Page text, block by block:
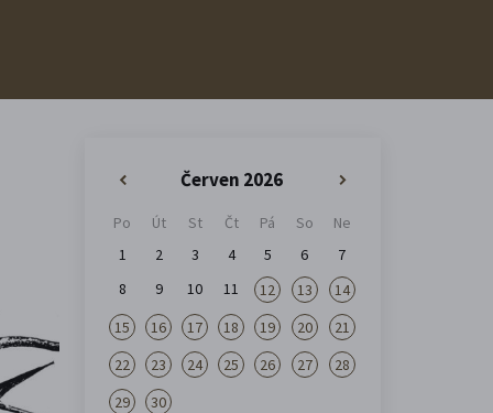
Červen 2026
Po Út St Čt Pá So
Ne
1
2 3 4 5 6
7
8
9 10 11 12 13
14
15
16 17 18 19 20
21
22
23 24 25 26 27
28
29
30